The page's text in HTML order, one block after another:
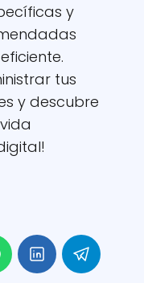
y
tus
y descubre